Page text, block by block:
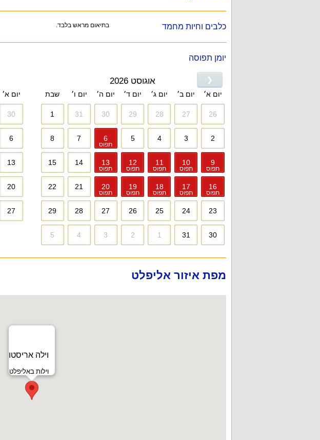
כלבים וחיות מחמד בתיאום מראש בלבד.
יומן תפוסה
אוגוסט 2026
יום א׳ יום ב׳ יום ג׳ יום ד׳ יום ה׳ יום ו׳ שבת
26
27
28
29
30
31
1
2
3
4
5
6
תפוס
7
8
9
תפוס
10
תפוס
11
תפוס
12
תפוס
13
תפוס
14
15
16
תפוס
17
תפוס
18
תפוס
19
תפוס
20
תפוס
21
22
23
24
25
26
27
28
29
30
31
1
2
3
4
5
יום א׳
30
6
13
20
27
❮
מפת איזור אליפלט
וילה אריסטו
וילות באליפלט